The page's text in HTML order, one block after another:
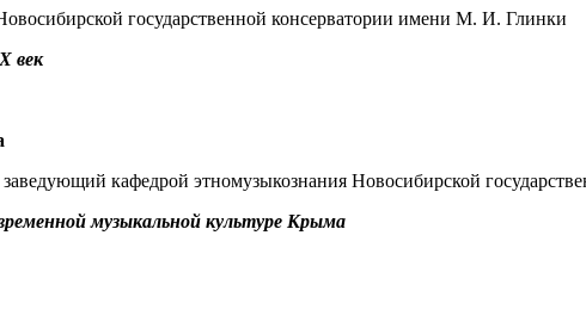
государственной консерватории имени М. И. Глинки
век
заведующий кафедрой этномузыкознания Новосибирской
музыкальной культуре Крыма